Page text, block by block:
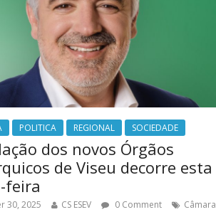
POLITICA REGIONAL SOCIEDADE
dos novos Órgãos
de Viseu decorre esta
feira
30, 2025 CS ESEV 0 Comment
Câmara